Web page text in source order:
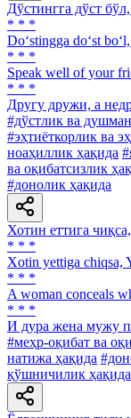
Дўстингга дўст
* * *
Do‘stingga do‘st
* * *
Speak well of your
* * *
Другу дружи, а
#дўстлик ва
#эҳтиёткорлик ва
ноаҳиллик ҳақида
ва оқибатсизлик
#донолик ҳақида
Хотин еттига
* * *
Xotin yettiga chiqsa,
* * *
A woman conceals
* * *
И дура жена мужу
#меҳр-оқибат ва
натижа ҳақида
қўшничилик ҳақида